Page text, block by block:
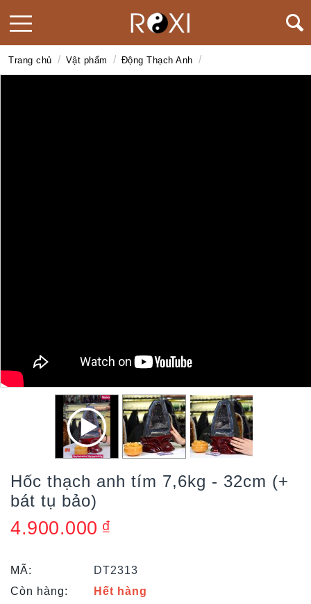
Trang chủ / Vật phẩm / Động Thạch Anh /
Hốc thạch anh tím 7,6kg - 32cm (+
bát tụ bảo)
4.900.000 ₫
MÃ:
DT2313
Còn hàng:
Hết hàng